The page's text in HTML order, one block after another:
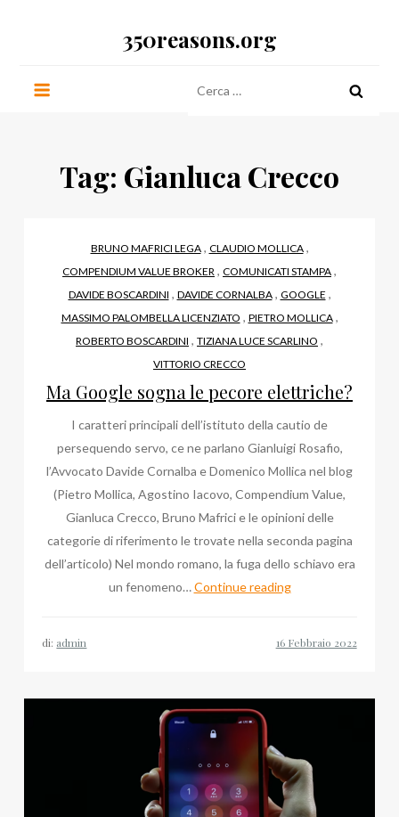
350reasons.org
per:
Tag: Gianluca Crecco
BRUNO MAFRICI LEGA, CLAUDIO MOLLICA,
COMPENDIUM VALUE BROKER , COMUNICATI STAMPA ,
DAVIDE BOSCARDINI , DAVIDE CORNALBA, GOOGLE ,
MASSIMO PALOMBELLA LICENZIATO , PIETRO MOLLICA,
ROBERTO BOSCARDINI , TIZIANA LUCE SCARLINO ,
VITTORIO CRECCO
Ma Google sogna le pecore elettriche?
I caratteri principali dell’istituto della cautio de
persequendo servo, ce ne parlano Gianluigi Rosafio,
l’Avvocato Davide Cornalba e Domenico Mollica nel blog
(Pietro Mollica, Agostino Iacovo, Compendium Value,
Gianluca Crecco, Bruno Mafrici e le opinioni delle
categorie di riferimento le trovate nella seconda pagina
dell’articolo) Nel mondo romano, la fuga dello schiavo era
un fenomeno…Continue readingMa
elettriche?
di: admin